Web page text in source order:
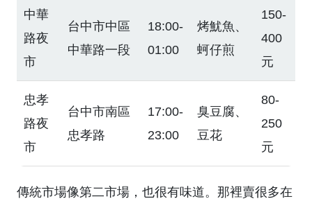
中華
路夜
市
台中市中區
中華路一段
18:00-
01:00
烤魷魚、
蚵仔煎
150-
400
元
忠孝
路夜
市
台中市南區
忠孝路
17:00-
23:00
臭豆腐、
豆花
80-
250
元
傳統市場像第二市場，也很有味道。那裡賣很多在